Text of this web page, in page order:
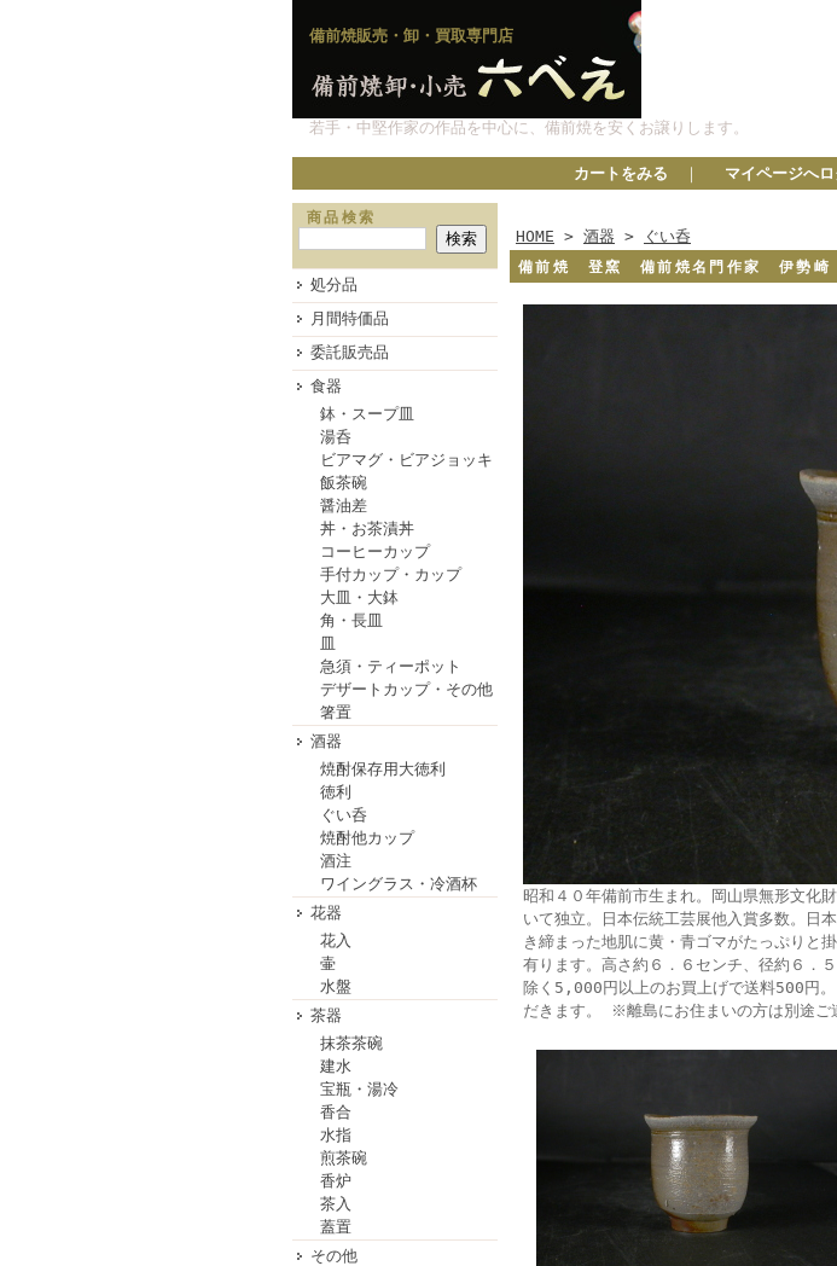
備前焼販売・卸・買取専門店
若手・中堅作家の作品を中心に、備前焼を安くお譲りします。
カートをみる ｜ マイページへ
商品検索
処分品
月間特価品
委託販売品
食器
鉢・スープ皿
湯呑
ビアマグ・ビアジョッキ
飯茶碗
醤油差
丼・お茶漬丼
コーヒーカップ
手付カップ・カップ
大皿・大鉢
角・長皿
皿
急須・ティーポット
デザートカップ・その他
箸置
酒器
焼酎保存用大徳利
徳利
ぐい呑
焼酎他カップ
酒注
ワイングラス・冷酒杯
花器
花入
壷
水盤
茶器
抹茶茶碗
建水
宝瓶・湯冷
香合
水指
煎茶碗
香炉
茶入
蓋置
その他
HOME > 酒器 > ぐい呑
備前焼 登窯 備前焼名門作家 伊勢
昭和４０年備前市生まれ。岡山県無形文化
いて独立。日本伝統工芸展他入賞多数。日
き締まった地肌に黄・青ゴマがたっぷりと
有ります。高さ約６．６センチ、径約６．
除く5,000円以上のお買上げで送料500円
だきます。 ※離島にお住まいの方は別途ご